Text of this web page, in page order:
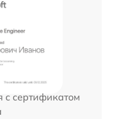
с сертификатом